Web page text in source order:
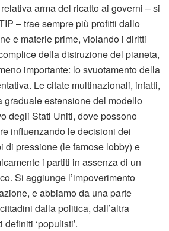
arma del ricatto ai governi – si
– trae sempre più profitti dallo
e materie prime, violando i diritti
della distruzione del pianeta,
importante: lo svuotamento della
Le citate multinazionali, infatti,
graduale estensione del modello
degli Stati Uniti, dove possono
influenzando le decisioni dei
di pressione (le famose lobby) e
i partiti in assenza di un
Si aggiunge l’impoverimento
e abbiamo da una parte
dalla politica, dall’altra
‘populisti’.